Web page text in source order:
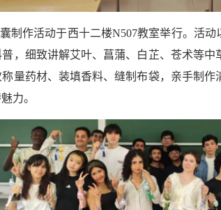
制作活动于西十二楼N507教室举行。活
，细致讲解艾叶、菖蒲、白芷、苍术等
量药材、装填香料、缝制布袋，亲手制
力。